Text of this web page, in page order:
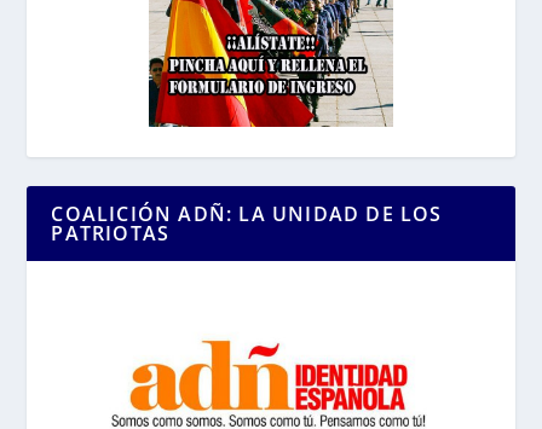
COALICIÓN ADÑ: LA UNIDAD DE LOS
PATRIOTAS